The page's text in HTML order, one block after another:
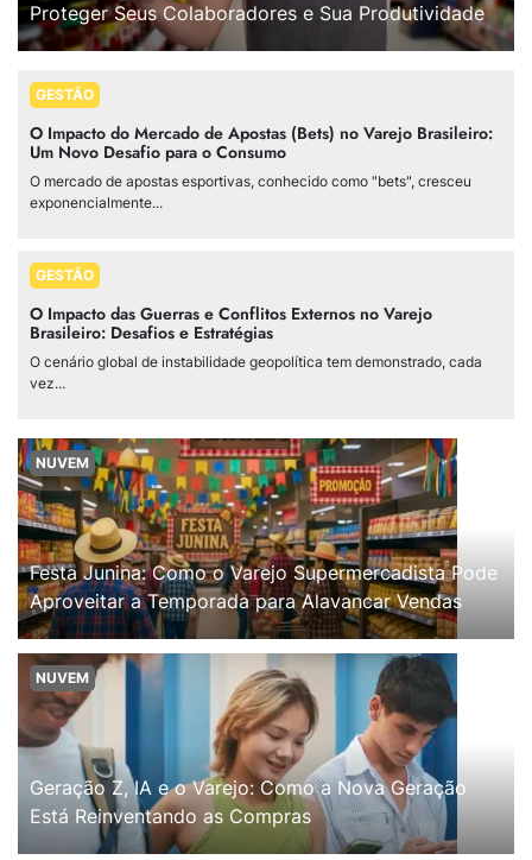
Proteger Seus Colaboradores e Sua Produtividade
GESTÃO
O Impacto do Mercado de Apostas (Bets) no Varejo Brasileiro:
Um Novo Desafio para o Consumo
O mercado de apostas esportivas, conhecido como "bets", cresceu
exponencialmente...
GESTÃO
O Impacto das Guerras e Conflitos Externos no Varejo
Brasileiro: Desafios e Estratégias
O cenário global de instabilidade geopolítica tem demonstrado, cada
vez...
NUVEM
Festa Junina: Como o Varejo Supermercadista Pode
Aproveitar a Temporada para Alavancar Vendas
NUVEM
Geração Z, IA e o Varejo: Como a Nova Geração
Está Reinventando as Compras